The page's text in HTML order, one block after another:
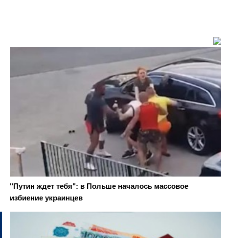
"Путин ждет тебя": в Польше началось массовое
избиение украинцев